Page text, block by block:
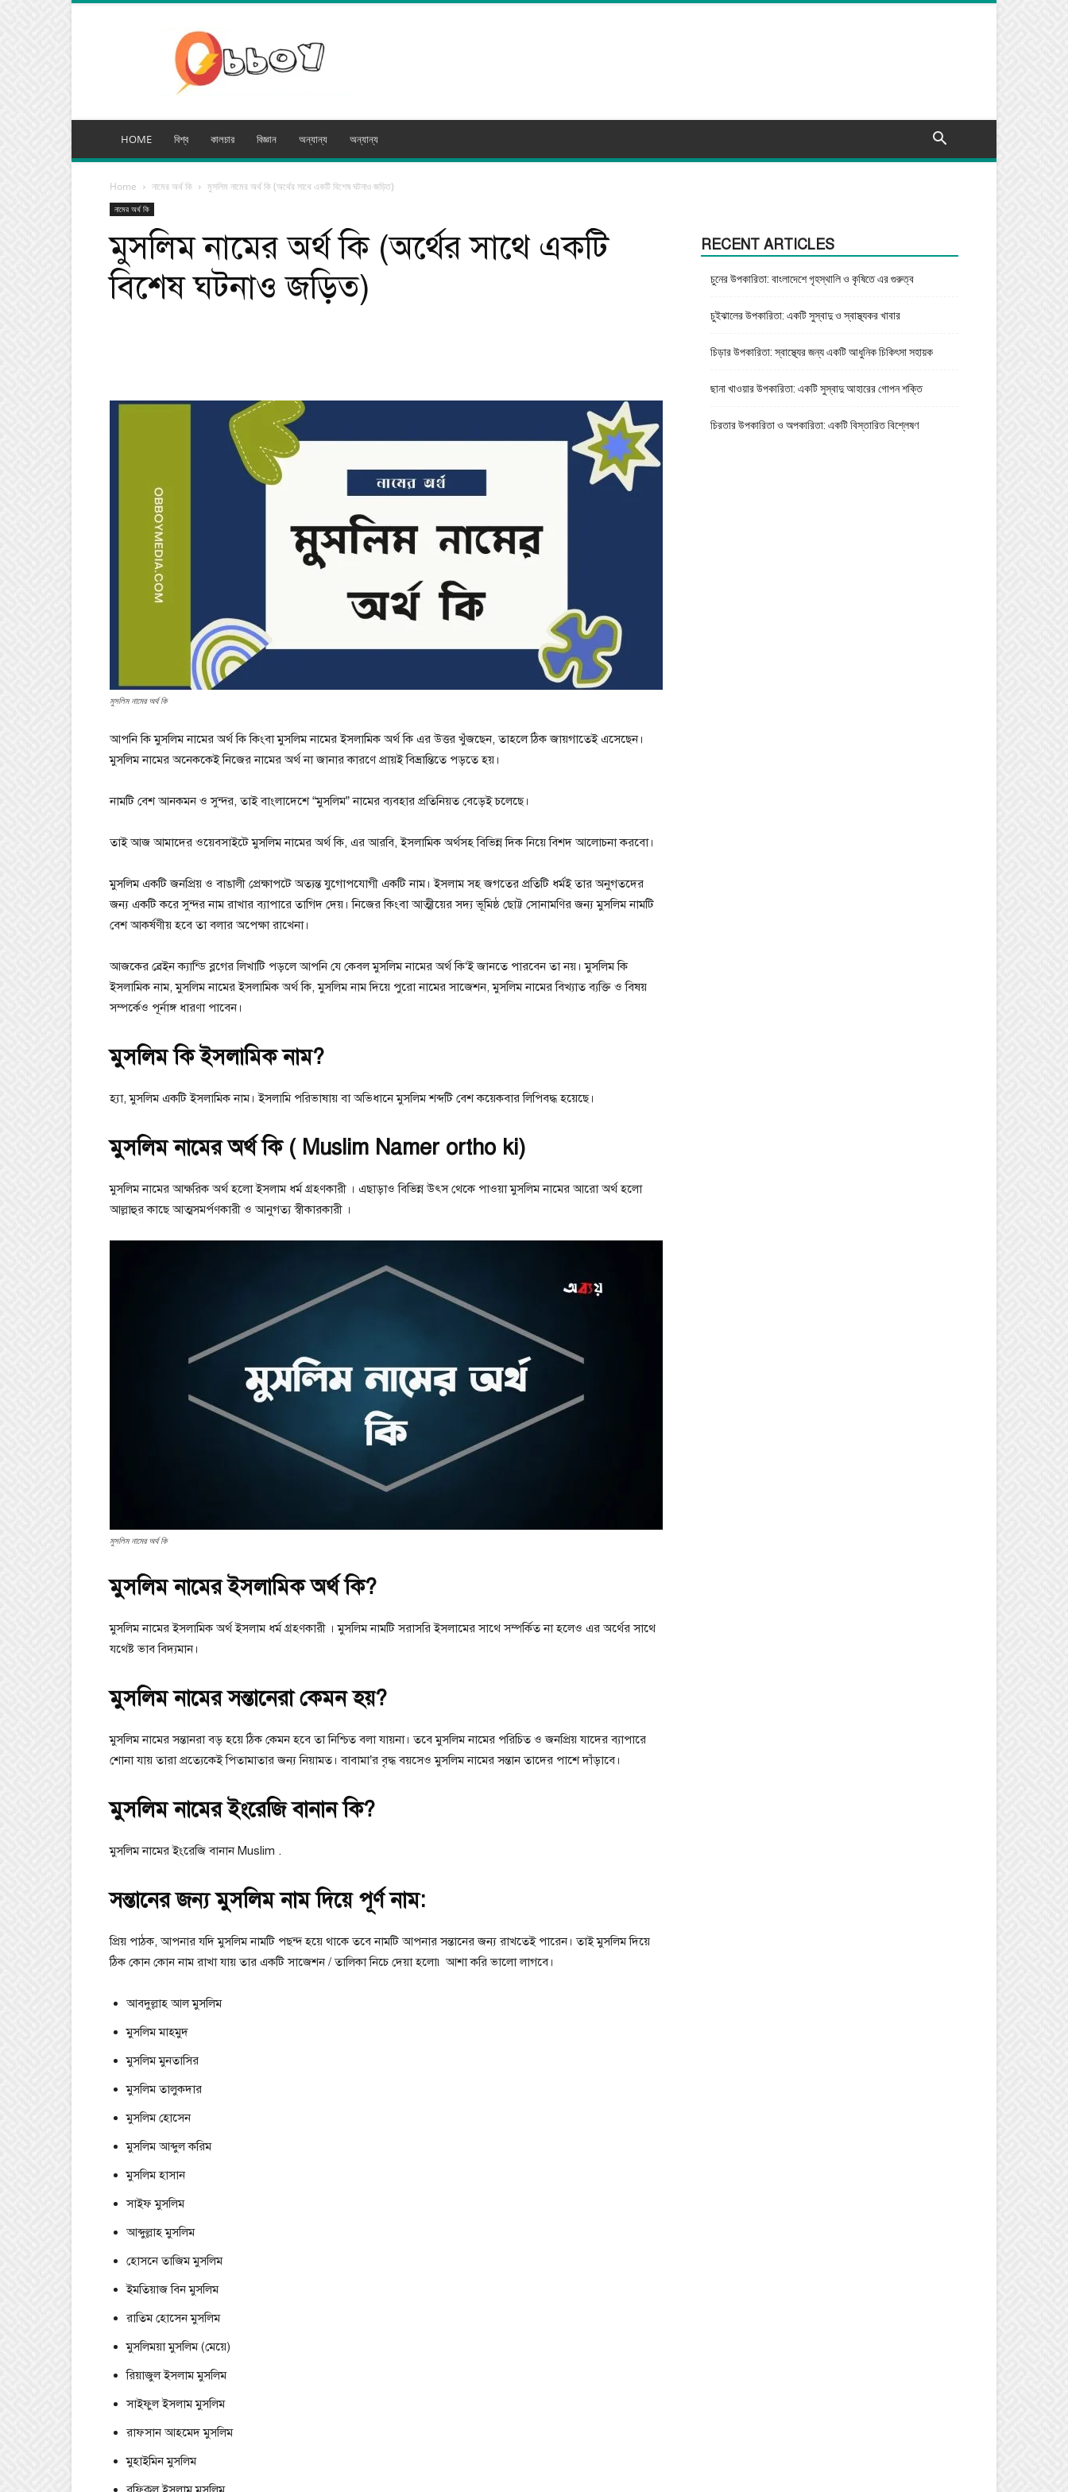
মিডিয়া
HOME বিশ্ব কালচার বিজ্ঞান অন্যান্য অন্যান্য
Home নামের অর্থ কি মুসলিম নামের অর্থ কি (অর্থের সাথে একটি বিশেষ ঘটনাও জড়িত)
নামের অর্থ কি
মুসলিম নামের অর্থ কি (অর্থের সাথে একটি
বিশেষ ঘটনাও জড়িত)
মুসলিম নামের অর্থ কি
আপনি কি মুসলিম নামের অর্থ কি কিংবা মুসলিম নামের ইসলামিক অর্থ কি এর উত্তর খুঁজছেন, তাহলে ঠিক জায়গাতেই এসেছেন।
মুসলিম নামের অনেককেই নিজের নামের অর্থ না জানার কারণে প্রায়ই বিভ্রান্তিতে পড়তে হয়।
নামটি বেশ আনকমন ও সুন্দর, তাই বাংলাদেশে “মুসলিম” নামের ব্যবহার প্রতিনিয়ত বেড়েই চলেছে।
তাই আজ আমাদের ওয়েবসাইটে মুসলিম নামের অর্থ কি, এর আরবি, ইসলামিক অর্থসহ বিভিন্ন দিক নিয়ে বিশদ আলোচনা করবো।
মুসলিম একটি জনপ্রিয় ও বাঙালী প্রেক্ষাপটে অত্যন্ত যুগোপযোগী একটি নাম। ইসলাম সহ জগতের প্রতিটি ধর্মই তার অনুগতদের
জন্য একটি করে সুন্দর নাম রাখার ব্যাপারে তাগিদ দেয়। নিজের কিংবা আত্মীয়ের সদ্য ভূমিষ্ঠ ছোট্ট সোনামণির জন্য মুসলিম নামটি
বেশ আকর্ষণীয় হবে তা বলার অপেক্ষা রাখেনা।
আজকের ব্রেইন ক্যান্ডি ব্লগের লিখাটি পড়লে আপনি যে কেবল মুসলিম নামের অর্থ কি‘ই জানতে পারবেন তা নয়। মুসলিম কি
ইসলামিক নাম, মুসলিম নামের ইসলামিক অর্থ কি, মুসলিম নাম দিয়ে পুরো নামের সাজেশন, মুসলিম নামের বিখ্যাত ব্যক্তি ও বিষয়
সম্পর্কেও পূর্নাঙ্গ ধারণা পাবেন।
মুসলিম কি ইসলামিক নাম?
হ্যা, মুসলিম একটি ইসলামিক নাম। ইসলামি পরিভাষায় বা অভিধানে মুসলিম শব্দটি বেশ কয়েকবার লিপিবদ্ধ হয়েছে।
মুসলিম নামের অর্থ কি ( Muslim Namer ortho ki)
মুসলিম নামের আক্ষরিক অর্থ হলো ইসলাম ধর্ম গ্রহণকারী । এছাড়াও বিভিন্ন উৎস থেকে পাওয়া মুসলিম নামের আরো অর্থ হলো
আল্লাহুর কাছে আত্মসমর্পণকারী ও আনুগত্য স্বীকারকারী ।
মুসলিম নামের অর্থ কি
মুসলিম নামের ইসলামিক অর্থ কি?
মুসলিম নামের ইসলামিক অর্থ ইসলাম ধর্ম গ্রহণকারী । মুসলিম নামটি সরাসরি ইসলামের সাথে সম্পর্কিত না হলেও এর অর্থের সাথে
যথেষ্ট ভাব বিদ্যমান।
মুসলিম নামের সন্তানেরা কেমন হয়?
মুসলিম নামের সন্তানরা বড় হয়ে ঠিক কেমন হবে তা নিশ্চিত বলা যায়না। তবে মুসলিম নামের পরিচিত ও জনপ্রিয় যাদের ব্যাপারে
শোনা যায় তারা প্রত্যেকেই পিতামাতার জন্য নিয়ামত। বাবামা’র বৃদ্ধ বয়সেও মুসলিম নামের সন্তান তাদের পাশে দাঁড়াবে।
মুসলিম নামের ইংরেজি বানান কি?
মুসলিম নামের ইংরেজি বানান Muslim .
সন্তানের জন্য মুসলিম নাম দিয়ে পূর্ণ নাম:
প্রিয় পাঠক, আপনার যদি মুসলিম নামটি পছন্দ হয়ে থাকে তবে নামটি আপনার সন্তানের জন্য রাখতেই পারেন। তাই মুসলিম দিয়ে
ঠিক কোন কোন নাম রাখা যায় তার একটি সাজেশন / তালিকা নিচে দেয়া হলো৷ আশা করি ভালো লাগবে।
আবদুল্লাহ আল মুসলিম
মুসলিম মাহমুদ
মুসলিম মুনতাসির
মুসলিম তালুকদার
মুসলিম হােসেন
মুসলিম আব্দুল করিম
মুসলিম হাসান
সাইফ মুসলিম
আব্দুল্লাহ মুসলিম
হোসনে তাজিম মুসলিম
ইমতিয়াজ বিন মুসলিম
রাতিম হোসেন মুসলিম
মুসলিময়া মুসলিম (মেয়ে)
রিয়াজুল ইসলাম মুসলিম
সাইফুল ইসলাম মুসলিম
রাফসান আহমেদ মুসলিম
মুহাইমিন মুসলিম
RECENT ARTICLES
চুনের উপকারিতা: বাংলাদেশে গৃহস্থালি ও কৃষিতে এর গুরুত্ব
চুইঝালের উপকারিতা: একটি সুস্বাদু ও স্বাস্থ্যকর খাবার
চিড়ার উপকারিতা: স্বাস্থ্যের জন্য একটি আধুনিক চিকিৎসা সহায়ক
ছানা খাওয়ার উপকারিতা: একটি সুস্বাদু আহারের গোপন শক্তি
চিরতার উপকারিতা ও অপকারিতা: একটি বিস্তারিত বিশ্লেষণ